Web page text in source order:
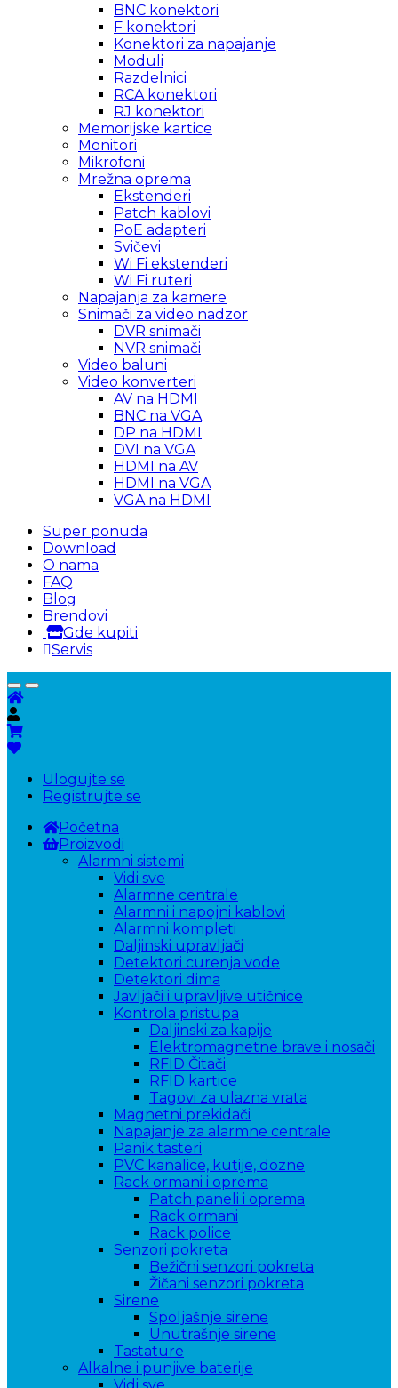
BNC konektori
F konektori
Konektori za napajanje
Moduli
Razdelnici
RCA konektori
RJ konektori
Memorijske kartice
Monitori
Mikrofoni
Mrežna oprema
Ekstenderi
Patch kablovi
PoE adapteri
Svičevi
Wi Fi ekstenderi
Wi Fi ruteri
Napajanja za kamere
Snimači za video nadzor
DVR snimači
NVR snimači
Video baluni
Video konverteri
AV na HDMI
BNC na VGA
DP na HDMI
DVI na VGA
HDMI na AV
HDMI na VGA
VGA na HDMI
Super ponuda
Download
O nama
FAQ
Blog
Brendovi
Gde kupiti
Servis
Ulogujte se
Registrujte se
Početna
Proizvodi
Alarmni sistemi
Vidi sve
Alarmne centrale
Alarmni i napojni kablovi
Alarmni kompleti
Daljinski upravljači
Detektori curenja vode
Detektori dima
Javljači i upravljive utičnice
Kontrola pristupa
Daljinski za kapije
Elektromagnetne brave i nosači
RFID Čitači
RFID kartice
Tagovi za ulazna vrata
Magnetni prekidači
Napajanje za alarmne centrale
Panik tasteri
PVC kanalice, kutije, dozne
Rack ormani i oprema
Patch paneli i oprema
Rack ormani
Rack police
Senzori pokreta
Bežični senzori pokreta
Žičani senzori pokreta
Sirene
Spoljašnje sirene
Unutrašnje sirene
Tastature
Alkalne i punjive baterije